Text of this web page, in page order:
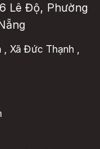
Lê Độ, Phường
Xã Đức Thạnh ,